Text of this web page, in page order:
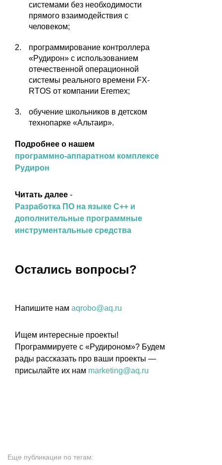
системами без необходимости
прямого взаимодействия с
человеком;
программирование контроллера
«Рудирон» с использованием
отечественной операционной
системы реального времени FX-
RTOS от компании Eremex;
обучение школьников в детском
технопарке «Альтаир».
Подробнее о нашем
программно-аппаратном комплексе
Рудирон
Читать далее -
Разработка ПО на языке С++ и
дополнительные программные
инструментальные средства
Остались вопросы?
Напишите нам aqrobo@aq.ru
Ищем интересные проекты!
Программируете с «Рудироном»? Будем
рады рассказать про ваши проекты —
присылайте их нам marketing@aq.ru
Еще публикации по тегам: